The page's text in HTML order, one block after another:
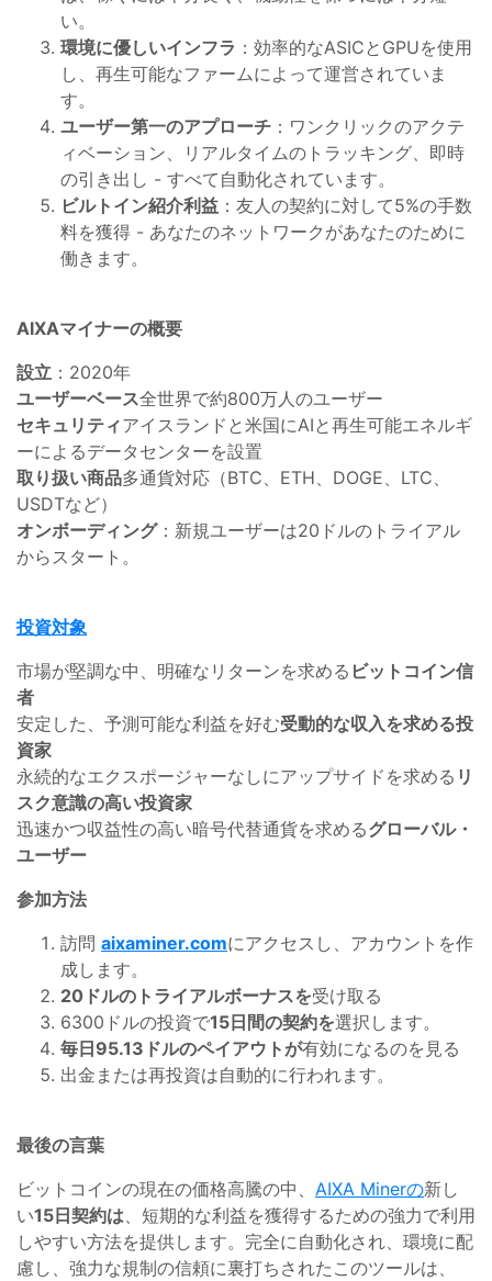
い。
環境に優しいインフラ ：効率的なASICとGPUを使用
し、再生可能なファームによって運営されていま
す。
ユーザー第一のアプローチ ：ワンクリックのアクテ
ィベーション、リアルタイムのトラッキング、即時
の引き出し - すべて自動化されています。
ビルトイン紹介利益 ：友人の契約に対して5%の手数
料を獲得 - あなたのネットワークがあなたのために
働きます。
AIXAマイナーの概要
設立 ：2020年
ユーザーベース全世界で約800万人のユーザー
セキュリティアイスランドと米国にAIと再生可能エネルギ
ーによるデータセンターを設置
取り扱い商品多通貨対応（BTC、ETH、DOGE、LTC、
USDTなど）
オンボーディング：新規ユーザーは20ドルのトライアル
からスタート。
投資対象
市場が堅調な中、明確なリターンを求める ビットコイン信
者
安定した、予測可能な利益を好む受動的な収入を求める投
資家
永続的なエクスポージャーなしにアップサイドを求める リ
スク意識の高い投資家
迅速かつ収益性の高い暗号代替通貨を求めるグローバル・
ユーザー
参加方法
訪問 aixaminer.comにアクセスし、アカウントを作
成します。
20ドルのトライアルボーナスを受け取る
6300ドルの投資で15日間の契約を選択します。
毎日95.13ドルのペイアウトが有効になるのを見る
出金または再投資は自動的に行われます。
最後の言葉
ビットコインの現在の価格高騰の中、 AIXA Minerの新し
い15日契約は 、短期的な利益を獲得するための強力で利用
しやすい方法を提供します。完全に自動化され、環境に配
慮し、強力な規制の信頼に裏打ちされたこのツールは、